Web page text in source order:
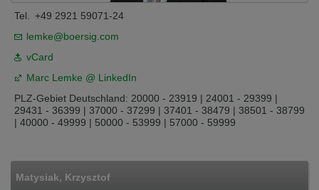
Tel.
+49 2921 59071-24
lemke@boersig.com
vCard
Marc Lemke @ LinkedIn
PLZ-Gebiet Deutschland: 20000 - 23919 | 24001 - 29399 |
29431 - 36399 | 37000 - 37299 | 37401 - 38479 | 38501 - 38799
| 40000 - 49999 | 50000 - 53999 | 57000 - 59999
Matysiak, Krzysztof